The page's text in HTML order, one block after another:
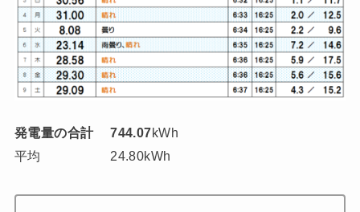
発電量の合計 744.07kWh
平均 24.80kWh